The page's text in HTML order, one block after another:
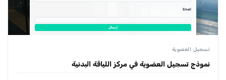
Email
إرسال
تسجيل العضوية
نموذج تسجيل العضوية في مركز اللياقة البدنية